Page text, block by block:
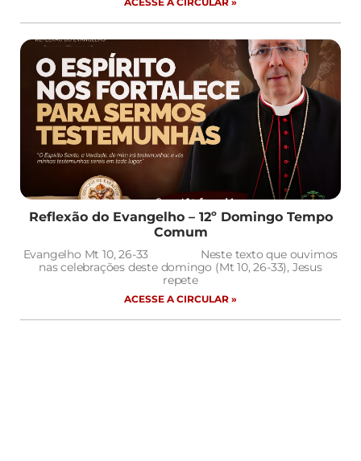
Reflexão do Evangelho – 12º Domingo Tempo
Comum
Evangelho Mt 10, 26-33 Neste texto que ouvimos
nas celebrações deste domingo (Mt 10, 26-33), Jesus
repete
ACESSE A CIRCULAR »